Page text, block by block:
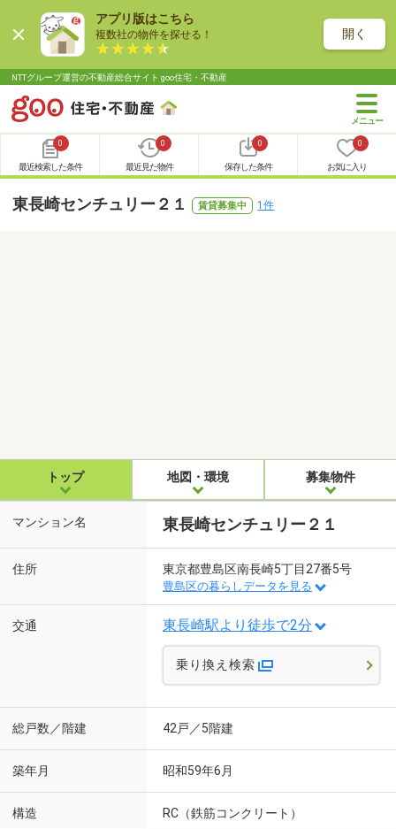
アプリ版はこちら
複数社の物件を探せる！ 開く
NTTグループ運営の不動産総合サイト goo住宅・不動産
0
最近検索した条件
0
最近見た物件
0
保存した条件
0
お気に入り
東長崎センチュリー２１ 賃貸募集中 1件
トップ 地図・環境 募集物件
マンション名 東長崎センチュリー２１
住所 東京都豊島区南長崎5丁目27番5号
豊島区の暮らしデータを見る
交通 東長崎駅より徒歩で2分
乗り換え検索
総戸数／階建 42戸／5階建
築年月 昭和59年6月
構造 RC（鉄筋コンクリート）